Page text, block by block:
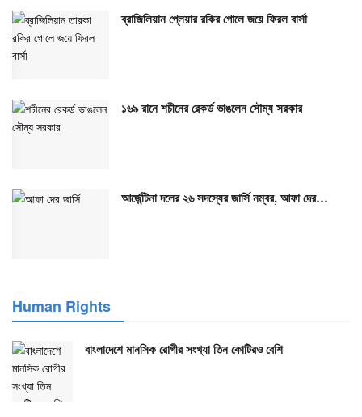
ব্রাজিলিয়ান প্লেয়ার রকির গোলে জয়ে ফিরল বার্সা
১৬৯ রানে শচীনের রেকর্ড ভাঙলেন সৌম্য সরকার
আর্জেন্টিনা দলের ২৬ সদস্যের জার্সি নম্বর, আফা দের…
Human Rights
বাংলাদেশে মানসিক রোগীর সংখ্যা তিন কোটিরও বেশি